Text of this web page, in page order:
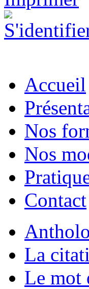
Accueil
Nos
Nos
Contact
La
Le mot